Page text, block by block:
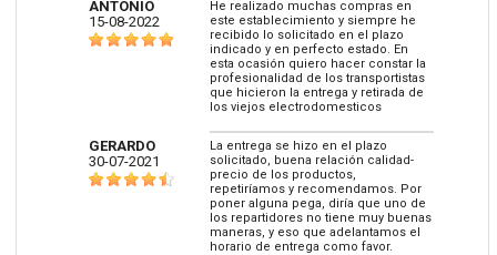
ANTONIO
15-08-2022
He realizado muchas compras en
este establecimiento y siempre he
recibido lo solicitado en el plazo
indicado y en perfecto estado. En
esta ocasión quiero hacer constar la
profesionalidad de los transportistas
que hicieron la entrega y retirada de
los viejos electrodomesticos
GERARDO
30-07-2021
La entrega se hizo en el plazo
solicitado, buena relación calidad-
precio de los productos,
repetiríamos y recomendamos. Por
poner alguna pega, diría que uno de
los repartidores no tiene muy buenas
maneras, y eso que adelantamos el
horario de entrega como favor.